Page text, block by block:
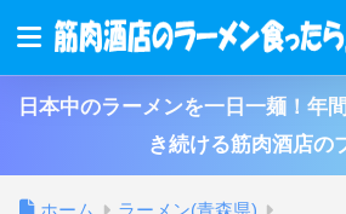
日本中のラーメンを一日一麺！年
き続ける筋肉酒店の